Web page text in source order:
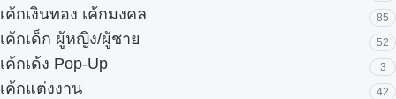
เค้กเงินทอง เค้กมงคล 85
เค้กเด็ก ผู้หญิง/ผู้ชาย 52
เค้กเด้ง Pop-Up 3
เค้กแต่งงาน 42